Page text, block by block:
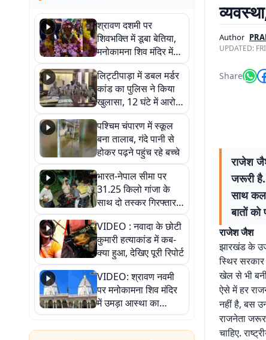
श्रावण दशमी पर
शिवभक्ति में डूबा बेतिया,
मनोकामना शिव मंदिर में
हुआ भव्य श्रृंगार
लिट्टीपाड़ा में डबल मर्डर
कांड का पुलिस ने किया
खुलासा, 12 घंटे में आरोपी
गिरफ्तार
पश्चिम चंपारण में स्कूल
बना तालाब, गंदे पानी से
होकर पढ़ने पहुंच रहे बच्चे
भारत-नेपाल सीमा पर
31.25 किलो गांजा के
साथ दो तस्कर गिरफ्तार,
नेपाली नंबर की बाइक
जब्त
VIDEO : नवादा के छोटी
कुमारी हत्याकांड में कब-
क्या हुआ, देखिए पूरी रिपोर्ट
VIDEO: श्रावण नवमी
पर मनोकामना शिव मंदिर
में उमड़ा आस्था का
सैलाब, हर-हर महादेव के
जयघोष से गूंजा परिसर
Author
UPDATED:
Share
राजेश
जरूरी
साथ
बातों
राजेश जैश
झारखंड के
स्थिर
खेल से भी
ऐसे में हर
नहीं है, बस
राजनेता
चाहिए.